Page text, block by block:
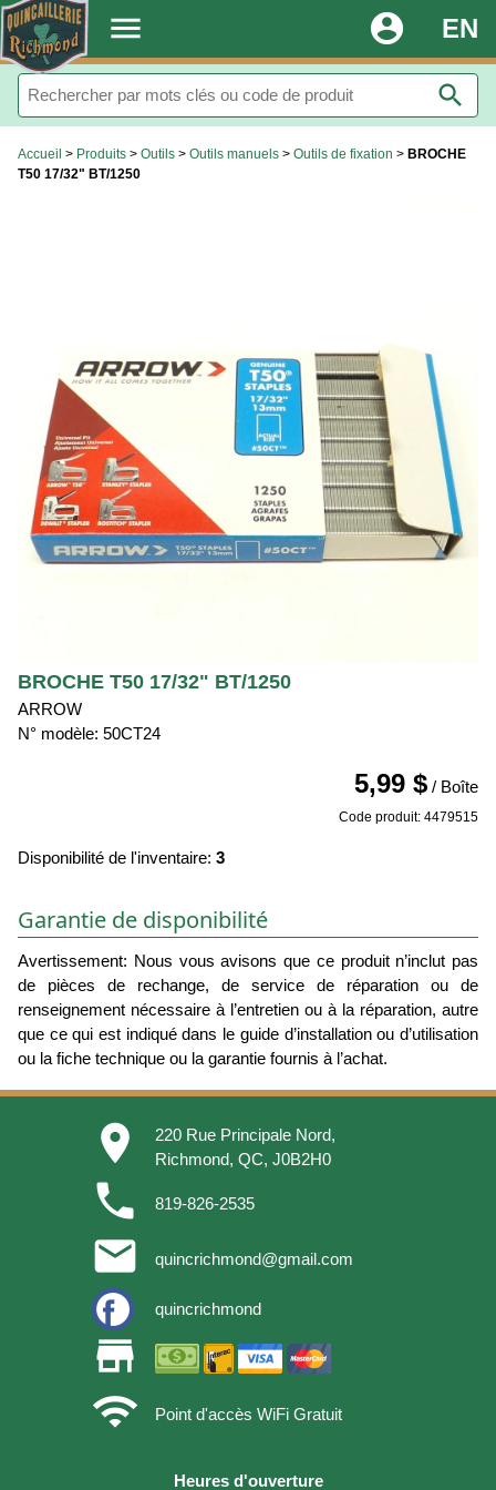
. menu EN
account_circle
search
Accueil > Produits > Outils > Outils manuels > Outils de fixation > BROCHE
T50 17/32" BT/1250
BROCHE T50 17/32" BT/1250
ARROW
N° modèle: 50CT24
5,99 $ / Boîte
Code produit: 4479515
Disponibilité de l'inventaire: 3
Garantie de disponibilité
Avertissement: Nous vous avisons que ce produit n’inclut pas
de pièces de rechange, de service de réparation ou de
renseignement nécessaire à l’entretien ou à la réparation, autre
que ce qui est indiqué dans le guide d’installation ou d’utilisation
ou la fiche technique ou la garantie fournis à l’achat.
place
220 Rue Principale Nord,
Richmond, QC, J0B2H0
phone 819-826-2535
email quincrichmond@gmail.com
quincrichmond
store
wifi
Point d'accès WiFi Gratuit
Heures d'ouverture